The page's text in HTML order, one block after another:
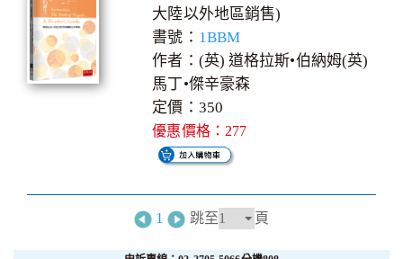
大陸以外地區銷售)
書號： 1BBM
作者：(英) 道格拉斯•伯納姆(英)
馬丁•傑辛豪森
定價：350
優惠價格：277
1 跳至 頁